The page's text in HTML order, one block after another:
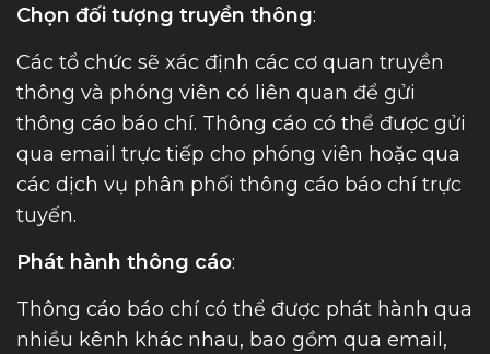
Chọn đối tượng truyền thông:
Các tổ chức sẽ xác định các cơ quan truyền
thông và phóng viên có liên quan để gửi
thông cáo báo chí. Thông cáo có thể được gửi
qua email trực tiếp cho phóng viên hoặc qua
các dịch vụ phân phối thông cáo báo chí trực
tuyến.
Phát hành thông cáo:
Thông cáo báo chí có thể được phát hành qua
nhiều kênh khác nhau, bao gồm qua email,